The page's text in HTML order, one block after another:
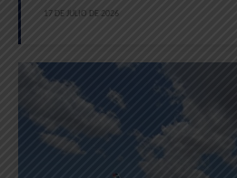
17 DE JULIO DE 2026